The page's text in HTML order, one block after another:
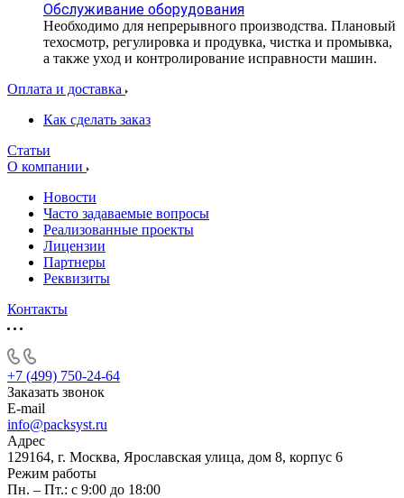
Обслуживание оборудования
Необходимо для непрерывного производства. Плановый
техосмотр, регулировка и продувка, чистка и промывка,
а также уход и контролирование исправности машин.
Оплата и доставка
Как сделать заказ
Статьи
О компании
Новости
Часто задаваемые вопросы
Реализованные проекты
Лицензии
Партнеры
Реквизиты
Контакты
+7 (499) 750-24-64
Заказать звонок
E-mail
info@packsyst.ru
Адрес
129164, г. Москва, Ярославская улица, дом 8, корпус 6
Режим работы
Пн. – Пт.: с 9:00 до 18:00